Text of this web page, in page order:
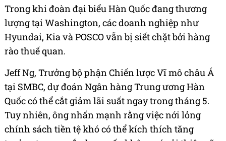
Trong khi đoàn đại biểu Hàn Quốc đang thương
lượng tại Washington, các doanh nghiệp như
Hyundai, Kia và POSCO vẫn bị siết chặt bởi hàng
rào thuế quan.
Jeff Ng, Trưởng bộ phận Chiến lược Vĩ mô châu Á
tại SMBC, dự đoán Ngân hàng Trung ương Hàn
Quốc có thể cắt giảm lãi suất ngay trong tháng 5.
Tuy nhiên, ông nhấn mạnh rằng việc nới lỏng
chính sách tiền tệ khó có thể kích thích tăng